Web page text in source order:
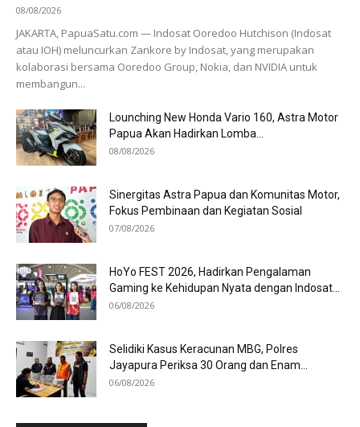
08/08/2026
JAKARTA, PapuaSatu.com — Indosat Ooredoo Hutchison (Indosat
atau IOH) meluncurkan Zankore by Indosat, yang merupakan
kolaborasi bersama Ooredoo Group, Nokia, dan NVIDIA untuk
membangun...
Lounching New Honda Vario 160, Astra Motor
Papua Akan Hadirkan Lomba...
08/08/2026
Sinergitas Astra Papua dan Komunitas Motor,
Fokus Pembinaan dan Kegiatan Sosial
07/08/2026
HoYo FEST 2026, Hadirkan Pengalaman
Gaming ke Kehidupan Nyata dengan Indosat...
06/08/2026
Selidiki Kasus Keracunan MBG, Polres
Jayapura Periksa 30 Orang dan Enam...
06/08/2026